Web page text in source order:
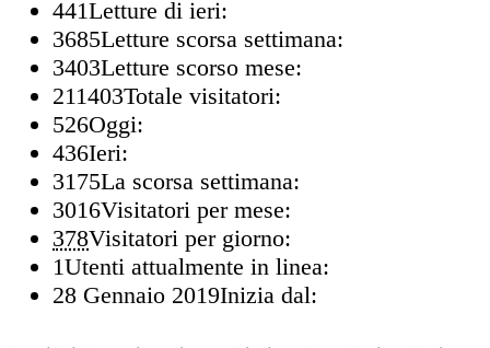
441Letture di ieri:
3685Letture scorsa settimana:
3403Letture scorso mese:
211403Totale visitatori:
526Oggi:
436Ieri:
3175La scorsa settimana:
3016Visitatori per mese:
378Visitatori per giorno:
1Utenti attualmente in linea:
28 Gennaio 2019Inizia dal: